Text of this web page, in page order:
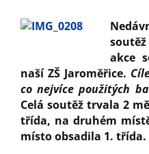
akce
naší ZŠ Jaroměřice.
co nejvíce použitých
Celá soutěž trvala 2
třída, na druhém
místo obsadila 1. třída.